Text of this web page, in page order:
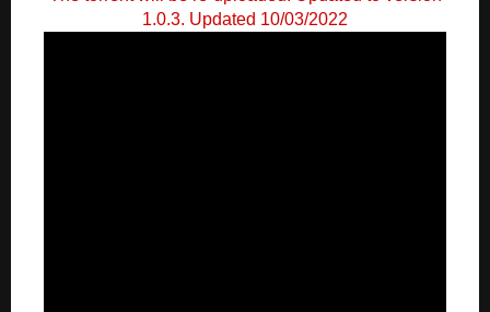
1.0.3. Updated 10/03/2022